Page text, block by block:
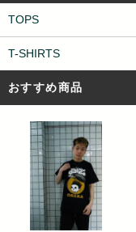
TOPS
T-SHIRTS
おすすめ商品